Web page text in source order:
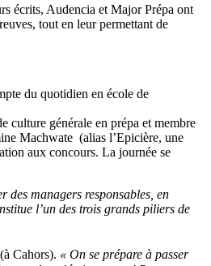
écrits, Audencia et Major Prépa ont
tout en leur permettant de
du quotidien en école de
culture générale en prépa et membre
Machwate (alias l’Epicière, une
aux concours. La journée se
des managers responsables, en
l’un des trois grands piliers de
Cahors). « On se prépare à passer